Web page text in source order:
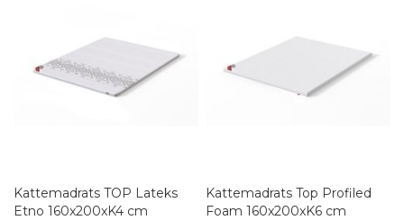
Kattemadrats TOP Lateks
Etno 160x200xK4 cm
Kattemadrats Top Profiled
Foam 160x200xK6 cm